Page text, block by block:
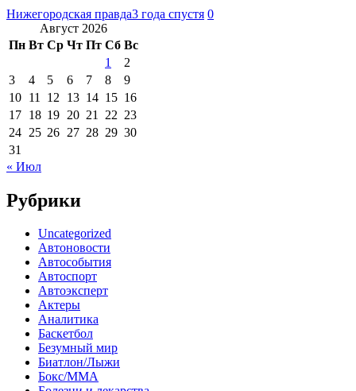
Нижегородская правда3 года спустя 0
Август 2026
Пн Вт Ср Чт Пт Сб Вс
1
2
3
4 5 6 7 8
9
10 11 12 13 14 15 16
17 18 19 20 21 22 23
24 25 26 27 28 29 30
31
« Июл
Рубрики
Uncategorized
Автоновости
Автособытия
Автоспорт
Автоэксперт
Актеры
Аналитика
Баскетбол
Безумный мир
Биатлон/Лыжи
Бокс/MMA